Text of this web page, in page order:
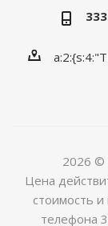
2026 ©
Цена
стоимость
телефона